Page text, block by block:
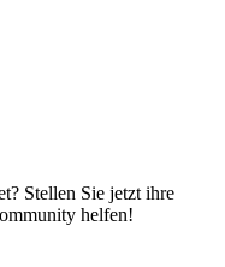
Stellen Sie jetzt ihre
helfen!